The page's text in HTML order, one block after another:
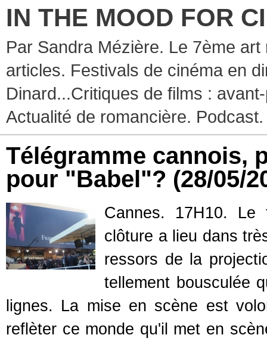
IN THE MOOD FOR
Par Sandra Mézière. Le 7ème
articles. Festivals de cinéma en
Dinard...Critiques de films :
Actualité de romancière. Podcast.
Télégramme cannois,
pour "Babel"? (28/05/
Cannes. 17H10. Le
clôture a lieu dans
ressors de la
tellement bousculée
lignes. La mise en scène est
reflèter ce monde qu'il met en